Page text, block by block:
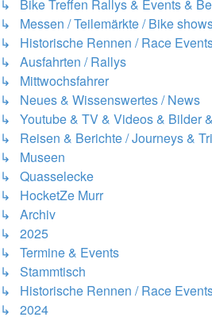
↳ Bike Treffen Rallys & Events &
↳ Messen / Teilemärkte / Bike
↳ Historische Rennen / Race
↳ Ausfahrten / Rallys
↳ Mittwochsfahrer
↳ Neues & Wissenswertes / News
↳ Youtube & TV & Videos & Bilder
↳ Reisen & Berichte / Journeys &
↳ Museen
↳ Quasselecke
↳ HocketZe Murr
↳ Archiv
↳ 2025
↳ Termine & Events
↳ Stammtisch
↳ Historische Rennen / Race
↳ 2024